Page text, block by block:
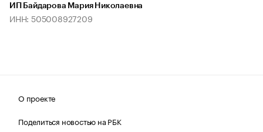
ИП Байдарова Мария Николаевна
ИНН: 505008927209
О проекте
Поделиться новостью на РБК